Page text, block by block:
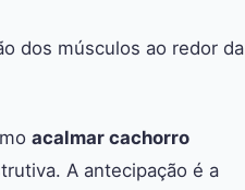
dos músculos ao redor da
acalmar cachorro
A antecipação é a